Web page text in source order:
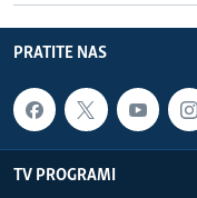
PRATITE NAS
TV PROGRAMI